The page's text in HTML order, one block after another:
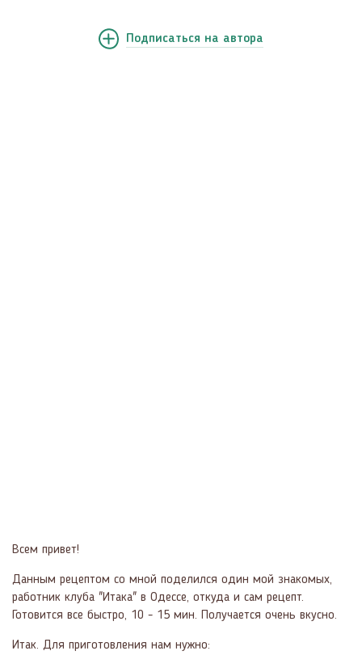
Подписаться на автора
Всем привет!
Данным рецептом со мной поделился один мой знакомых,
работник клуба "Итака" в Одессе, откуда и сам рецепт.
Готовится все быстро, 10 - 15 мин. Получается очень вкусно.
Итак. Для приготовления нам нужно: